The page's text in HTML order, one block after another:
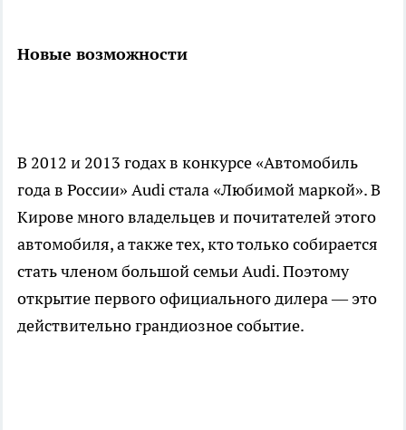
Новые возможности
В 2012 и 2013 годах в конкурсе «Автомобиль
года в России» Аudi стала «Любимой маркой». В
Кирове много владельцев и почитателей этого
автомобиля, а также тех, кто только собирается
стать членом большой семьи Аudi. Поэтому
открытие первого официального дилера — это
действительно грандиозное событие.